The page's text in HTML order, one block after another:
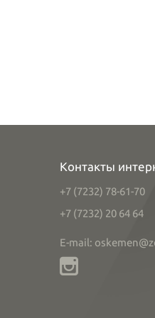
Контакты
+7 (7232) 78-61-70
+7 (7232) 20 64 64
E-mail: